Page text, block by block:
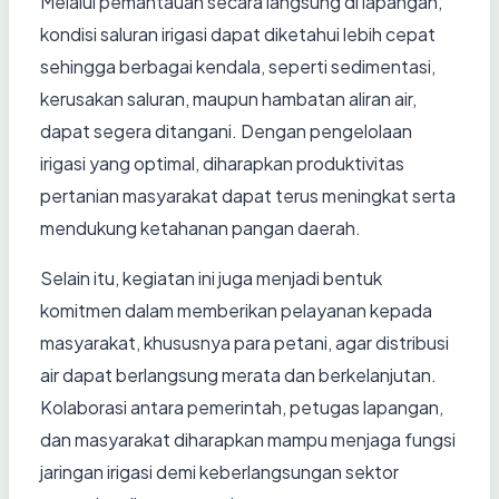
kondisi saluran irigasi dapat diketahui lebih cepat
sehingga berbagai kendala, seperti sedimentasi,
kerusakan saluran, maupun hambatan aliran air,
dapat segera ditangani. Dengan pengelolaan
irigasi yang optimal, diharapkan produktivitas
pertanian masyarakat dapat terus meningkat serta
mendukung ketahanan pangan daerah.
Selain itu, kegiatan ini juga menjadi bentuk
komitmen dalam memberikan pelayanan kepada
masyarakat, khususnya para petani, agar distribusi
air dapat berlangsung merata dan berkelanjutan.
Kolaborasi antara pemerintah, petugas lapangan,
dan masyarakat diharapkan mampu menjaga fungsi
jaringan irigasi demi keberlangsungan sektor